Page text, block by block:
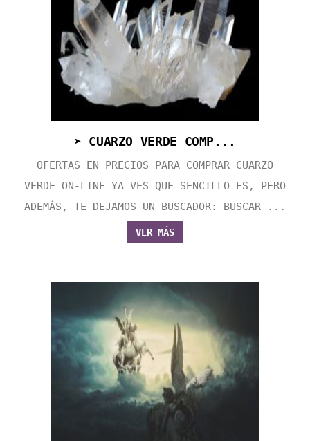
➤ CUARZO VERDE COMP...
OFERTAS EN PRECIOS PARA COMPRAR CUARZO
VERDE ON-LINE YA VES QUE SENCILLO ES, PERO
ADEMÁS, TE DEJAMOS UN BUSCADOR: BUSCAR ...
VER MÁS